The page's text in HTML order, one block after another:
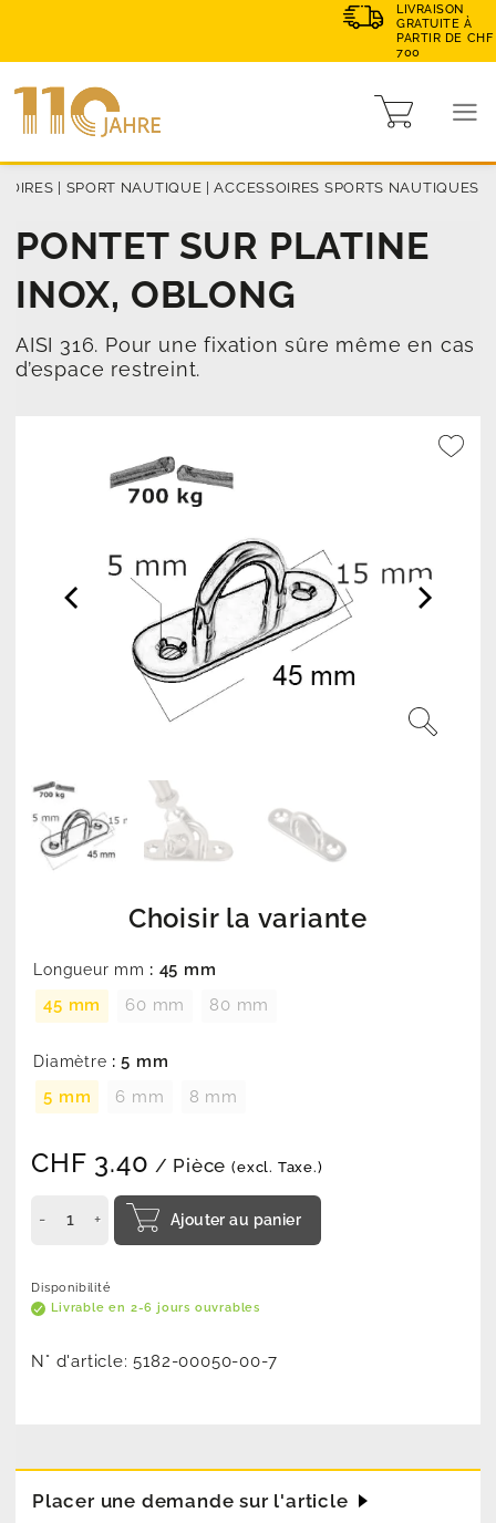
LIVRAISON
GRATUITE À
PARTIR DE CHF
700
SPORT NAUTIQUE |ACCESSOIRES SPORTS NAUTIQUES
PONTET SUR PLATINE
INOX, OBLONG
AISI 316. Pour une fixation sûre même en cas
d’espace restreint.
Choisir la variante
Longueur mm : 45 mm
45 mm
60 mm 80 mm
Diamètre : 5 mm
5 mm
6 mm 8 mm
CHF 3.40 / Pièce (excl. Taxe.)
Ajouter au panier
Disponibilité
Livrable en 2-6 jours ouvrables
N° d'article:5182-00050-00-7
Placer une demande sur l'article